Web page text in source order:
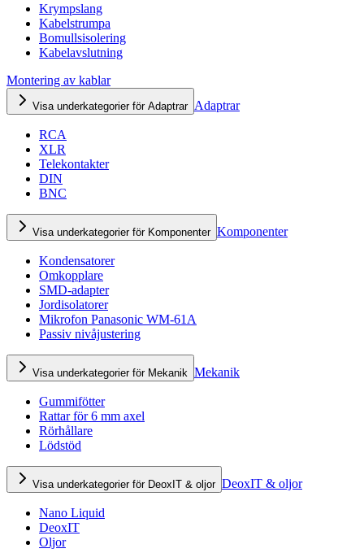
Krympslang
Kabelstrumpa
Bomullsisolering
Kabelavslutning
Montering av kablar
Visa underkategorier för Adaptrar Adaptrar
RCA
XLR
Telekontakter
DIN
BNC
Visa underkategorier för Komponenter Komponenter
Kondensatorer
Omkopplare
SMD-adapter
Jordisolatorer
Mikrofon Panasonic WM-61A
Passiv nivåjustering
Visa underkategorier för Mekanik Mekanik
Gummifötter
Rattar för 6 mm axel
Rörhållare
Lödstöd
Visa underkategorier för DeoxIT & oljor DeoxIT & oljor
Nano Liquid
DeoxIT
Oljor